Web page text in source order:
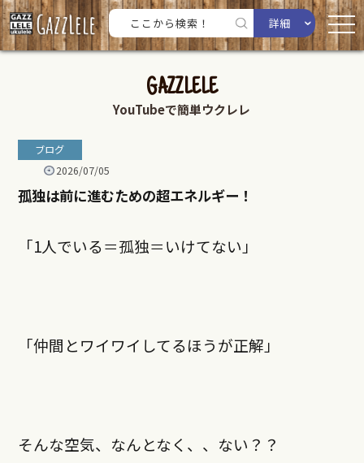
詳細
GAZZLELE
YouTubeで簡単ウクレレ
ブログ
2026/07/05
孤独は前に進むための超エネルギー！
「1人でいる＝孤独＝いけてない」
「仲間とワイワイしてるほうが正解」
そんな空気、なんとなく、、ない？？